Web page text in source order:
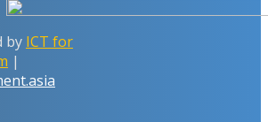
by ICT for
|